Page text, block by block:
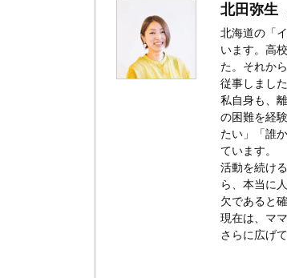
北田弥生
北海道の「
います。高
た。それか
従事しました
私自身も、
の困難を経
たい」「誰
ています。
活動を続け
ら、本当に
欠であると
現在は、マ
さらに広げ